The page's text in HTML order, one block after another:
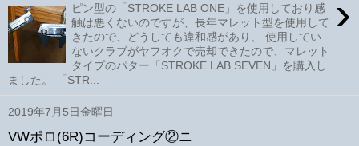
›
ピン型の「STROKE LAB ONE」を使用しており感
触は悪くないのですが、長年マレット型を使用して
きたので、どうしても違和感があり、 使用してい
ないクラブがヤフオクで売却できたので、マレット
タイプのパター「STROKE LAB SEVEN」を購入し
ました。 「STR...
2019年7月5日金曜日
VWポロ(6R)コーディング②ニ